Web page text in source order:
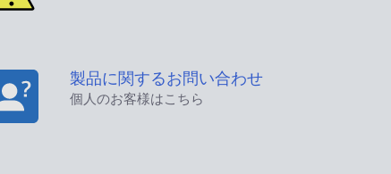
製品に関するお問い合わせ
個人のお客様はこちら